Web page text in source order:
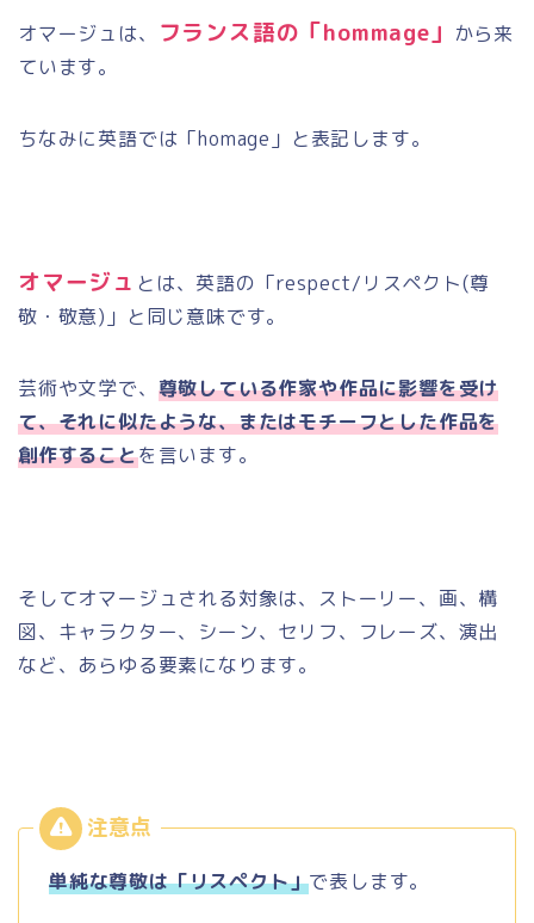
オマージュは、 フランス語の「hommage 」 から来
ています。
ちなみに英語では「homage 」と表記します。
オマージュ とは、英語の「respect/ リスペクト(尊
敬・敬意) 」と同じ意味です。
芸術や文学で、 尊敬している作家や作品に影響を受け
て、それに似たような、またはモチーフとした作品を
創作することを言います。
そしてオマージュされる対象は、ストーリー、画、構
図、キャラクター、シーン、セリフ、フレーズ、演出
など、あらゆる要素になります。
単純な尊敬は「リスペクト」で表します。